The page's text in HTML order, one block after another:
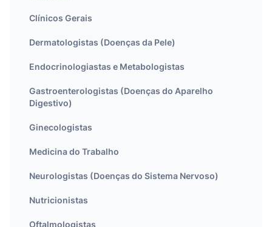
Clínicos Gerais
Dermatologistas (Doenças da Pele)
Endocrinologiastas e Metabologistas
Gastroenterologistas (Doenças do Aparelho
Digestivo)
Ginecologistas
Medicina do Trabalho
Neurologistas (Doenças do Sistema Nervoso)
Nutricionistas
Oftalmologistas